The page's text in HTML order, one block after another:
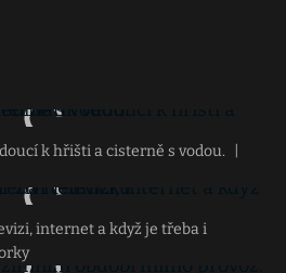
k hřišti a cisterně s vodou.
internet a když je třeba i